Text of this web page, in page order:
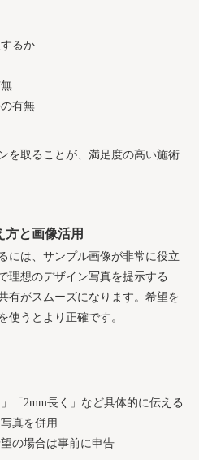
るか
有無
を取ることが、満足度の高い施術
方と画像活用
には、サンプル画像が非常に役立
理想のデザイン写真を提示する
有がスムーズになります。希望を
使うとより正確です。
「2mm長く」など具体的に伝える
真を併用
の場合は事前に申告